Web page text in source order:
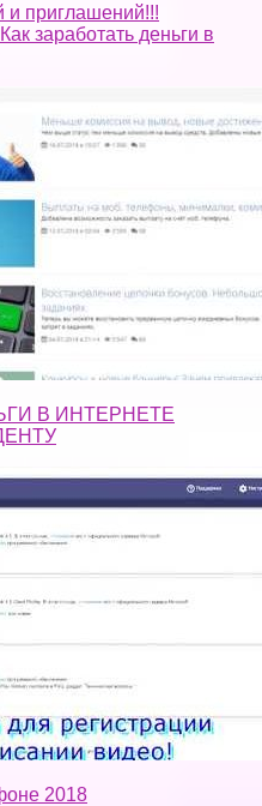
и приглашений!!!
заработать деньги в
В ИНТЕРНЕТЕ
2018